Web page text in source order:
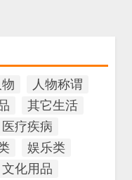
物
人物称谓
其它生活
医疗疾病
娱乐类
文化用品